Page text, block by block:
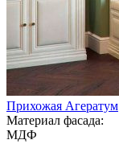
Прихожая Агератум
Материал фасада:
МДФ